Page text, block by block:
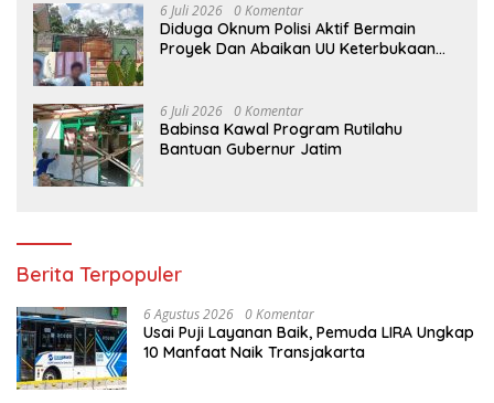
6 Juli 2026 0 Komentar
Diduga Oknum Polisi Aktif Bermain
Proyek Dan Abaikan UU Keterbukaan
6 Juli 2026 0 Komentar
Babinsa Kawal Program Rutilahu
Bantuan Gubernur Jatim
Berita Terpopuler
6 Agustus 2026 0 Komentar
Usai Puji Layanan Baik, Pemuda LIRA Ungkap
10 Manfaat Naik Transjakarta